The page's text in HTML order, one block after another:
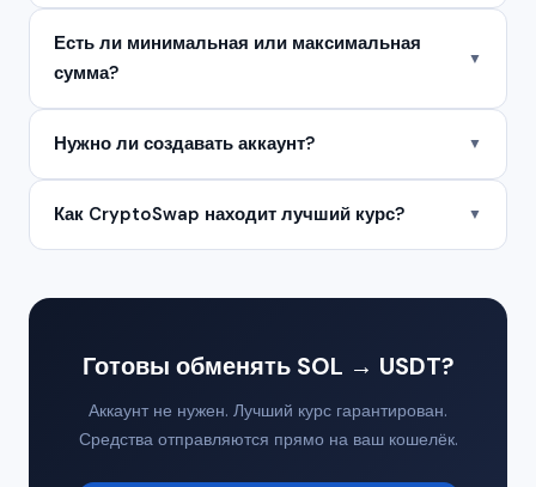
Есть ли минимальная или максимальная
сумма?
▼
Нужно ли создавать аккаунт? ▼
Как CryptoSwap находит лучший курс? ▼
Готовы обменять SOL → USDT?
Аккаунт не нужен. Лучший курс гарантирован.
Средства отправляются прямо на ваш кошелёк.